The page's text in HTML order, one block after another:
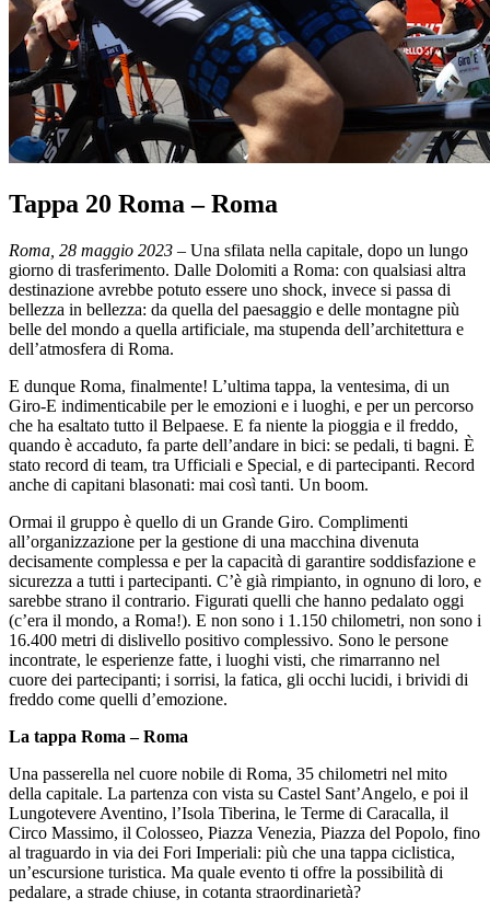
Tappa 20 Roma – Roma
Roma, 28 maggio 2023 – Una sfilata nella capitale, dopo un lungo
giorno di trasferimento. Dalle Dolomiti a Roma: con qualsiasi altra
destinazione avrebbe potuto essere uno shock, invece si passa di
bellezza in bellezza: da quella del paesaggio e delle montagne più
belle del mondo a quella artificiale, ma stupenda dell’architettura e
dell’atmosfera di Roma.
E dunque Roma, finalmente! L’ultima tappa, la ventesima, di un
Giro-E indimenticabile per le emozioni e i luoghi, e per un percorso
che ha esaltato tutto il Belpaese. E fa niente la pioggia e il freddo,
quando è accaduto, fa parte dell’andare in bici: se pedali, ti bagni. È
stato record di team, tra Ufficiali e Special, e di partecipanti. Record
anche di capitani blasonati: mai così tanti. Un boom.
Ormai il gruppo è quello di un Grande Giro. Complimenti
all’organizzazione per la gestione di una macchina divenuta
decisamente complessa e per la capacità di garantire soddisfazione e
sicurezza a tutti i partecipanti. C’è già rimpianto, in ognuno di loro, e
sarebbe strano il contrario. Figurati quelli che hanno pedalato oggi
(c’era il mondo, a Roma!). E non sono i 1.150 chilometri, non sono i
16.400 metri di dislivello positivo complessivo. Sono le persone
incontrate, le esperienze fatte, i luoghi visti, che rimarranno nel
cuore dei partecipanti; i sorrisi, la fatica, gli occhi lucidi, i brividi di
freddo come quelli d’emozione.
La tappa Roma – Roma
Una passerella nel cuore nobile di Roma, 35 chilometri nel mito
della capitale. La partenza con vista su Castel Sant’Angelo, e poi il
Lungotevere Aventino, l’Isola Tiberina, le Terme di Caracalla, il
Circo Massimo, il Colosseo, Piazza Venezia, Piazza del Popolo, fino
al traguardo in via dei Fori Imperiali: più che una tappa ciclistica,
un’escursione turistica. Ma quale evento ti offre la possibilità di
pedalare, a strade chiuse, in cotanta straordinarietà?